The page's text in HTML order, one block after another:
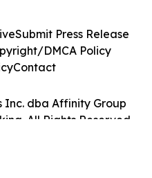
Inc. dba Affinity Group
All Rights Reserved.
Submit Press Release
DMCA Policy
Contact